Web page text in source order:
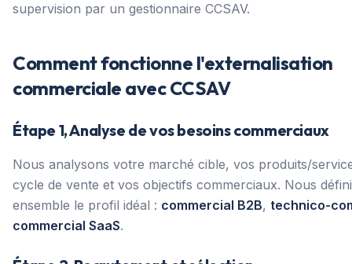
supervision par un gestionnaire CCSAV.
Comment fonctionne l'externalisation
commerciale avec CCSAV
Étape 1, Analyse de vos besoins commerciaux
Nous analysons votre marché cible, vos produits/
cycle de vente et vos objectifs commerciaux. Nous
ensemble le profil idéal : commercial B2B, technico-
commercial SaaS.